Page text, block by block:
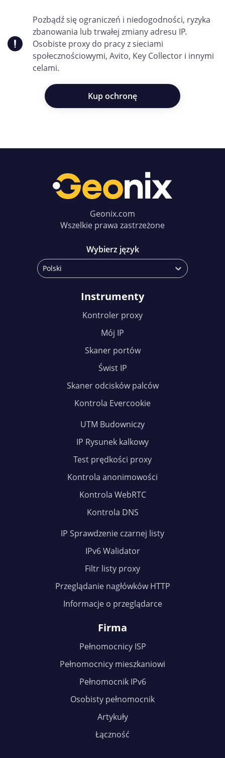
Pozbądź się ograniczeń i niedogodności, ryzyka
zbanowania lub trwałej zmiany adresu IP.
Osobiste proxy do pracy z sieciami
społecznościowymi, Avito, Key Collector i innymi
celami.
Kup ochronę
Geonix.com
Wszelkie prawa zastrzeżone
Wybierz język
Polski
Instrumenty
Kontroler proxy
Mój IP
Skaner portów
Świst IP
Skaner odcisków palców
Kontrola Evercookie
UTM Budowniczy
IP Rysunek kalkowy
Test prędkości proxy
Kontrola anonimowości
Kontrola WebRTC
Kontrola DNS
IP Sprawdzenie czarnej listy
IPv6 Walidator
Filtr listy proxy
Przeglądanie nagłówków HTTP
Informacje o przeglądarce
Firma
Pełnomocnicy ISP
Pełnomocnicy mieszkaniowi
Pełnomocnik IPv6
Osobisty pełnomocnik
Artykuły
Łączność